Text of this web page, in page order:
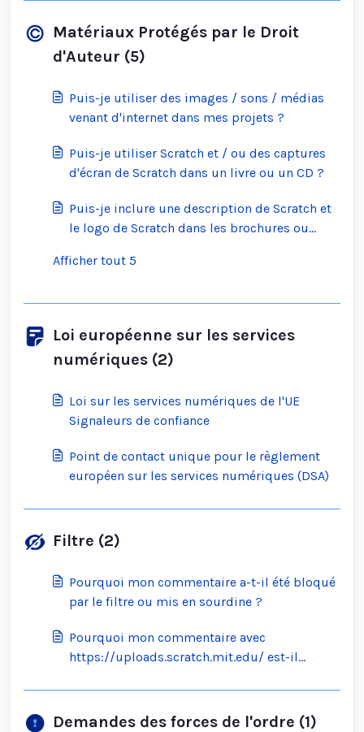
Matériaux Protégés par le Droit
d'Auteur (5)
Puis-je utiliser des images / sons / médias
venant d'internet dans mes projets ?
Puis-je utiliser Scratch et / ou des captures
d'écran de Scratch dans un livre ou un CD ?
Puis-je inclure une description de Scratch et
le logo de Scratch dans les brochures ou
Afficher tout 5
Loi européenne sur les services
numériques (2)
Loi sur les services numériques de l'UE
Signaleurs de confiance
Point de contact unique pour le règlement
européen sur les services numériques (DSA)
Filtre (2)
Pourquoi mon commentaire a-t-il été bloqué
par le filtre ou mis en sourdine ?
Pourquoi mon commentaire avec
https://uploads.scratch.mit.edu/ est-il
Demandes des forces de l'ordre (1)